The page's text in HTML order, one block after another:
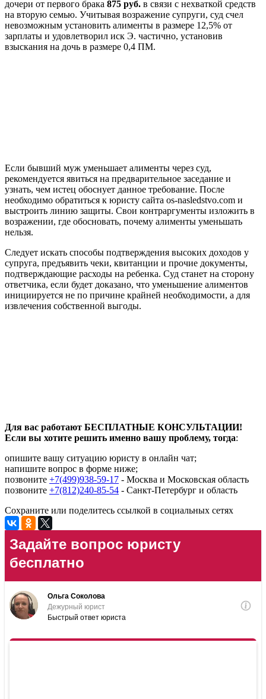
дочери от первого брака 875 руб. в связи с нехваткой средств
на вторую семью. Учитывая возражение супруги, суд счел
невозможным установить алименты в размере 12,5% от
зарплаты и удовлетворил иск Э. частично, установив
взыскания на дочь в размере 0,4 ПМ.
Если бывший муж уменьшает алименты через суд,
рекомендуется явиться на предварительное заседание и
узнать, чем истец обоснует данное требование. После
необходимо обратиться к юристу сайта os-nasledstvo.com и
выстроить линию защиты. Свои контраргументы изложить в
возражении, где обосновать, почему алименты уменьшать
нельзя.
Следует искать способы подтверждения высоких доходов у
супруга, предъявить чеки, квитанции и прочие документы,
подтверждающие расходы на ребенка. Суд станет на сторону
ответчика, если будет доказано, что уменьшение алиментов
инициируется не по причине крайней необходимости, а для
извлечения собственной выгоды.
Для вас работают БЕСПЛАТНЫЕ КОНСУЛЬТАЦИИ!
Если вы хотите решить именно вашу проблему, тогда:
опишите вашу ситуацию юристу в онлайн чат;
напишите вопрос в форме ниже;
позвоните +7(499)938-59-17 - Москва и Московская область
позвоните +7(812)240-85-54 - Санкт-Петербург и область
Сохраните или поделитесь ссылкой в социальных сетях